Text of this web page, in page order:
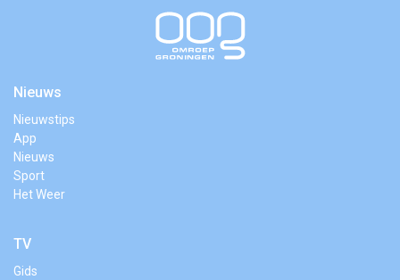
Nieuws
Nieuwstips
App
Nieuws
Sport
Het Weer
TV
Gids